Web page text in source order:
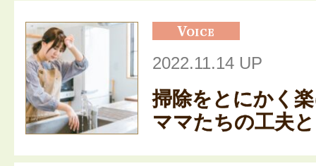
2022.11.14 UP
掃除をとにかく
ママたちの工夫